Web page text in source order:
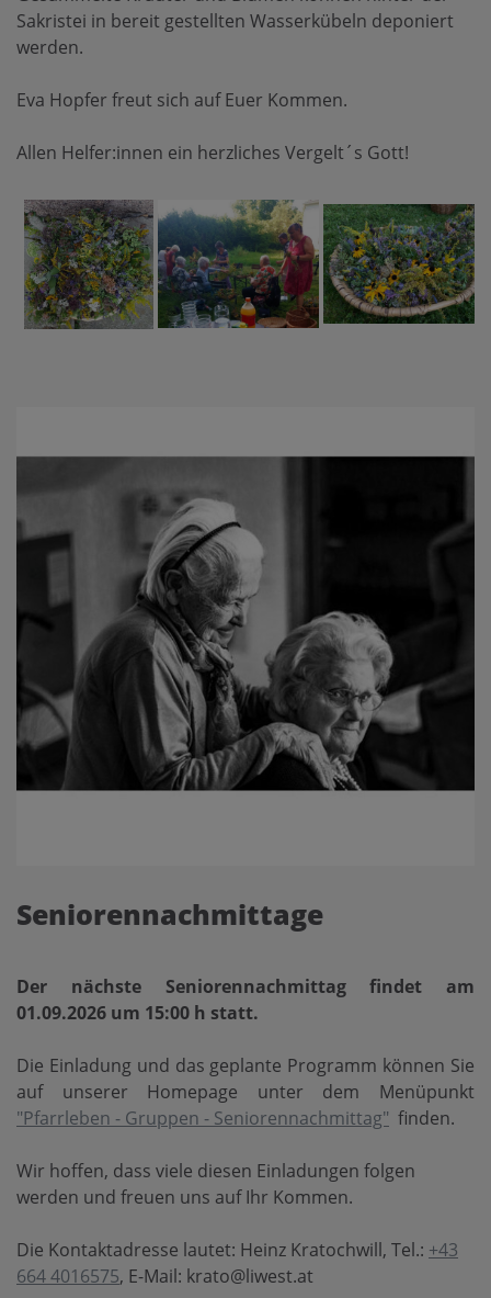
Sakristei in bereit gestellten Wasserkübeln deponiert
werden.
Eva Hopfer freut sich auf Euer Kommen.
Allen Helfer:innen ein herzliches Vergelt´s Gott!
Seniorennachmittage
Der nächste Seniorennachmittag findet am
01.09.2026 um 15:00 h statt.
Die Einladung und das geplante Programm können Sie
auf unserer Homepage unter dem Menüpunkt
"Pfarrleben - Gruppen - Seniorennachmittag" finden.
Wir hoffen, dass viele diesen Einladungen folgen
werden und freuen uns auf Ihr Kommen.
Die Kontaktadresse lautet: Heinz Kratochwill, Tel.: +43
664 4016575, E-Mail: krato@liwest.at